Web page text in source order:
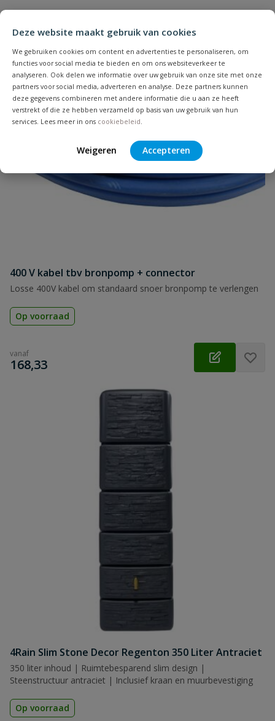
Deze website maakt gebruik van cookies
We gebruiken cookies om content en advertenties te personaliseren, om
functies voor social media te bieden en om ons websiteverkeer te
analyseren. Ook delen we informatie over uw gebruik van onze site met onze
partners voor social media, adverteren en analyse. Deze partners kunnen
deze gegevens combineren met andere informatie die u aan ze heeft
verstrekt of die ze hebben verzameld op basis van uw gebruik van hun
services. Lees meer in ons cookiebeleid.
Weigeren Accepteren
400 V kabel tbv bronpomp + connector
Losse 400V kabel om standaard snoer bronpomp te verlengen
Op voorraad
vanaf
€
168,33
4Rain Slim Stone Decor Regenton 350 Liter Antraciet
350 liter inhoud | Ruimtebesparend slim design |
Steenstructuur antraciet | Inclusief kraan en muurbevestiging
Op voorraad